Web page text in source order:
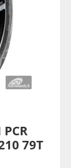
79T